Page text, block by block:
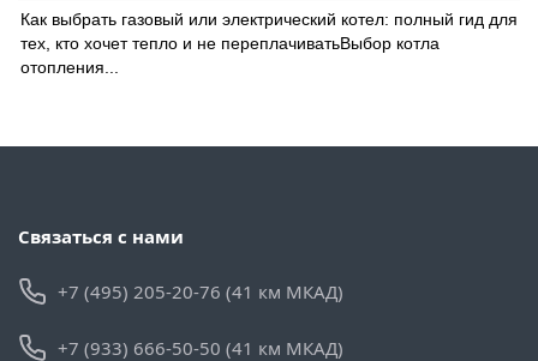
Как выбрать газовый или электрический котел: полный гид для
тех, кто хочет тепло и не переплачиватьВыбор котла
отопления...
Связаться с нами
+7 (495) 205-20-76 (41 км МКАД)
+7 (933) 666-50-50 (41 км МКАД)